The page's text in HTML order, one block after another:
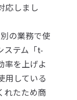
応しまし
の業務で使
ステム「t-
率を上げよ
用している
れたため商